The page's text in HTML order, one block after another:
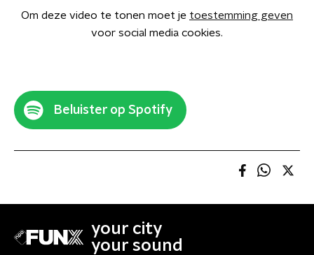
Om deze video te tonen moet je toestemming geven
voor social media cookies.
Beluister op Spotify
your city
your sound